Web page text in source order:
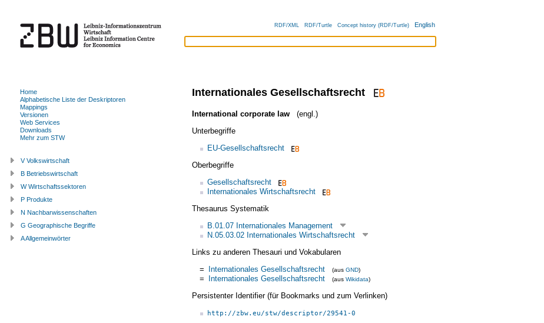
RDF/XML RDF/Turtle Concept history (RDF/Turtle) English
Internationales Gesellschaftsrecht
International corporate law
(engl.)
Unterbegriffe
EU-Gesellschaftsrecht
Oberbegriffe
Gesellschaftsrecht
Internationales Wirtschaftsrecht
Thesaurus Systematik
B.01.07 Internationales Management
N.05.03.02 Internationales Wirtschaftsrecht
Links zu anderen Thesauri und Vokabularen
= Internationales Gesellschaftsrecht (aus GND)
= Internationales Gesellschaftsrecht (aus Wikidata)
Persistenter Identifier (für Bookmarks und zum Verlinken)
http://zbw.eu/stw/descriptor/29541-0
Home
Alphabetische Liste der Deskriptoren
Mappings
Versionen
Web Services
Downloads
Mehr zum STW
V Volkswirtschaft
B Betriebswirtschaft
W Wirtschaftssektoren
P Produkte
N Nachbarwissenschaften
G Geographische Begriffe
A Allgemeinwörter